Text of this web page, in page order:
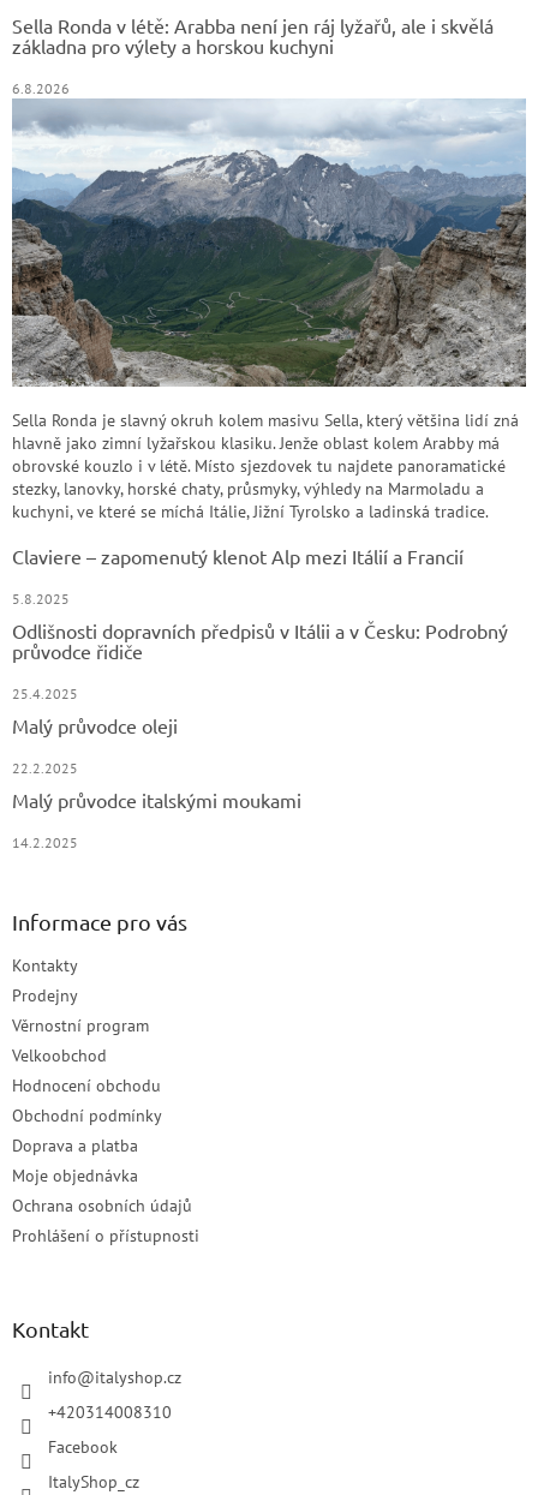
Sella Ronda v létě: Arabba není jen ráj lyžařů, ale i skvělá
základna pro výlety a horskou kuchyni
6.8.2026
Sella Ronda je slavný okruh kolem masivu Sella, který většina lidí zná
hlavně jako zimní lyžařskou klasiku. Jenže oblast kolem Arabby má
obrovské kouzlo i v létě. Místo sjezdovek tu najdete panoramatické
stezky, lanovky, horské chaty, průsmyky, výhledy na Marmoladu a
kuchyni, ve které se míchá Itálie, Jižní Tyrolsko a ladinská tradice.
Claviere – zapomenutý klenot Alp mezi Itálií a Francií
5.8.2025
Odlišnosti dopravních předpisů v Itálii a v Česku: Podrobný
průvodce řidiče
25.4.2025
Malý průvodce oleji
22.2.2025
Malý průvodce italskými moukami
14.2.2025
Informace pro vás
Kontakty
Prodejny
Věrnostní program
Velkoobchod
Hodnocení obchodu
Obchodní podmínky
Doprava a platba
Moje objednávka
Ochrana osobních údajů
Prohlášení o přístupnosti
Kontakt
info@italyshop.cz
+420314008310
Facebook
ItalyShop_cz